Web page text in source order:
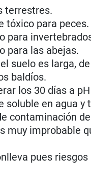
terrestres.
tóxico para peces.
para
para las abejas.
suelo es larga,
baldíos.
los 30 días a
soluble en agua
contaminación
muy improbable
pues